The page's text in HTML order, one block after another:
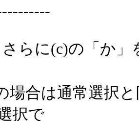
さらに(c)の「か
場合は通常選択
択で